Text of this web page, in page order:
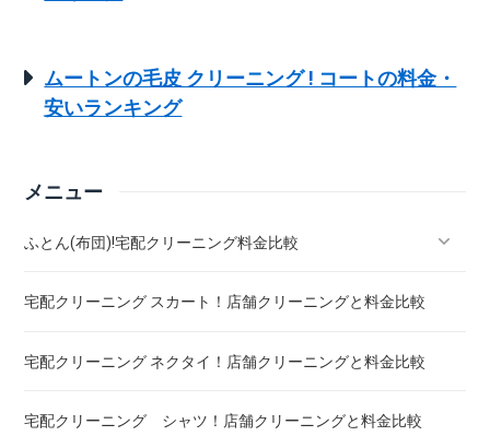
ムートンの毛皮 クリーニング ! コートの料金・
安いランキング
メニュー
ふとん(布団)!宅配クリーニング料金比較
羽毛ふとん(布団)!宅配クリーニング料金比較
こたつ布団 クリーニング ! 料金 比較
布団クリーニング ! ダニ除去率ランキング
宅配クリーニング スカート！店舗クリーニングと料金比較
宅配クリーニング ネクタイ！店舗クリーニングと料金比較
宅配クリーニング シャツ！店舗クリーニングと料金比較